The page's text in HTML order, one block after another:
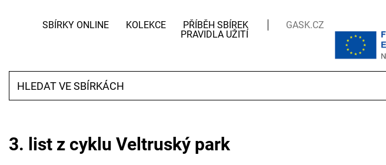
SBÍRKY ONLINE KOLEKCE
PŘÍBĚH SBÍREK
PRAVIDLA UŽITÍ
GASK.CZ
3. list z cyklu Veltruský park